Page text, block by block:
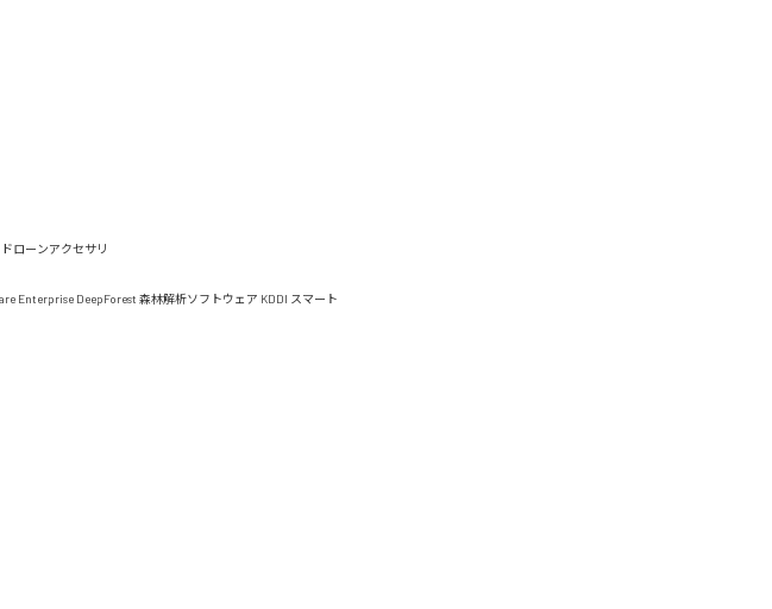
ドローンアクセサリ
Enterprise DeepForest 森林解析ソフトウェア KDDI スマート